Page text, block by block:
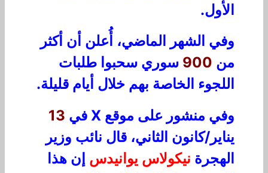
الأول.
وفي الشهر الماضي، أُعلن أن أكثر
من 900 سوري سحبوا طلبات
اللجوء الخاصة بهم خلال أيام قليلة.
وفي منشور على موقع X في
13
يناير/كانون الثاني، قال نائب وزير
الهجرة نيكولاس يوانيدس إن هذا